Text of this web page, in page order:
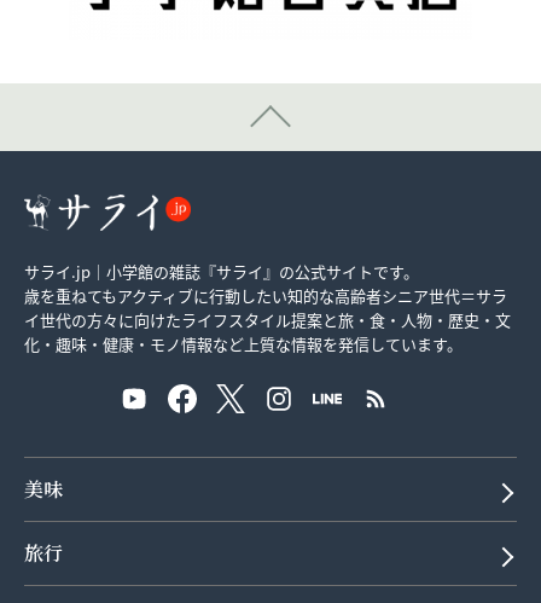
サライ.jp｜小学館の雑誌『サライ』の公式サイトです。
歳を重ねてもアクティブに行動したい知的な高齢者シニア世代＝サラ
イ世代の方々に向けたライフスタイル提案と旅・食・人物・歴史・文
化・趣味・健康・モノ情報など上質な情報を発信しています。
美味
旅行